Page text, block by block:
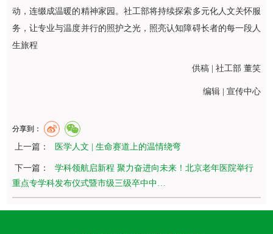
动，连缀成温暖的精神家园。社工部将持续探索多元化人文关怀服
务，让专业与温度并行的照护之光，照亮认知障碍长者的每一段人
生旅程
供稿 | 社工部 董笑
编辑 | 宣传中心
分享到：
上一篇： 医学人文 | 生命赛道上的温情绕弯
下一篇：
学科领航启新程 聚力奋进向未来！北京老年医院举行
重点专学科发布仪式暨市级三级卒中中…